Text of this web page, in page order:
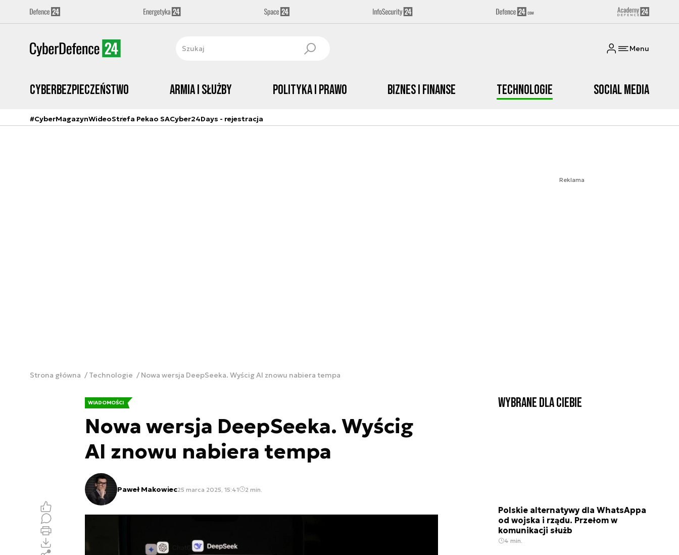
Menu
Cyberbezpieczeństwo Armia i Służby Polityka i prawo Biznes i Finanse Technologie Social media
#CyberMagazynWideoStrefa Pekao SACyber24Days - rejestracja
Reklama
Strona główna Technologie Nowa wersja DeepSeeka. Wyścig AI znowu nabiera tempa
WIADOMOŚCI
Nowa wersja DeepSeeka. Wyścig
AI znowu nabiera tempa
Paweł Makowiec25 marca 2025, 15:41 2 min.
Wybrane dla Ciebie
Polskie alternatywy dla WhatsAppa
od wojska i rządu. Przełom w
komunikacji służb
4 min.